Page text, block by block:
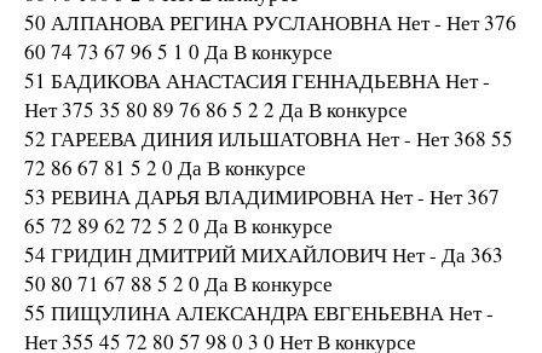
50 АЛПАНОВА РЕГИНА РУСЛАНОВНА Нет - Нет 376
60 74 73 67 96 5 1 0 Да В конкурсе
51 БАДИКОВА АНАСТАСИЯ ГЕННАДЬЕВНА Нет -
Нет 375 35 80 89 76 86 5 2 2 Да В конкурсе
52 ГАРЕЕВА ДИНИЯ ИЛЬШАТОВНА Нет - Нет 368 55
72 86 67 81 5 2 0 Да В конкурсе
53 РЕВИНА ДАРЬЯ ВЛАДИМИРОВНА Нет - Нет 367
65 72 89 62 72 5 2 0 Да В конкурсе
54 ГРИДИН ДМИТРИЙ МИХАЙЛОВИЧ Нет - Да 363
50 80 71 67 88 5 2 0 Да В конкурсе
55 ПИЩУЛИНА АЛЕКСАНДРА ЕВГЕНЬЕВНА Нет -
Нет 355 45 72 80 57 98 0 3 0 Нет В конкурсе